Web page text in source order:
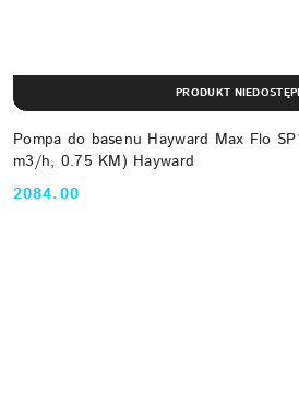
Pompa do basenu Hayward Max Flo
m3/h, 0.75 KM) Hayward
Cena:
2084.00
PRODUKT